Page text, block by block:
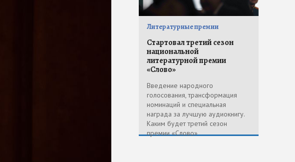
Литературные премии
Стартовал третий сезон
национальной
литературной премии
«Слово»
Введение народного
голосования, трансформация
номинаций и специальная
награда за лучшую аудиокнигу.
Каким будет третий сезон
премии «Слово»